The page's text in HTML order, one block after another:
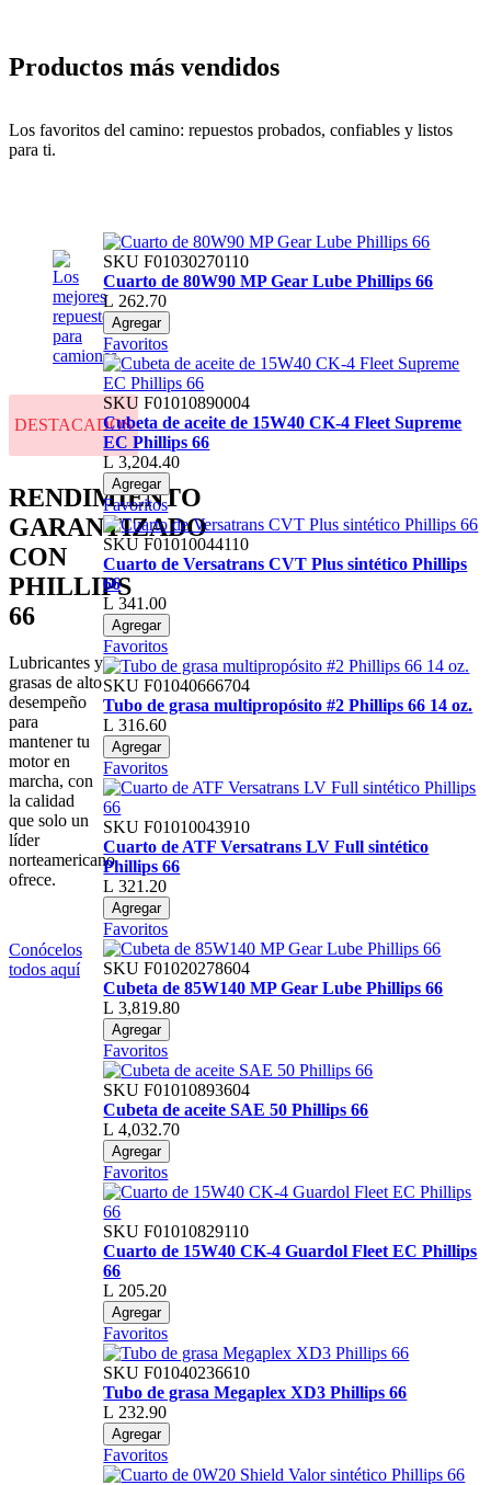
Productos más vendidos
Los favoritos del camino: repuestos probados, confiables y listos
para ti.
DESTACADOS
RENDIMIENTO
GARANTIZADO
CON
PHILLIPS
66
Lubricantes y
grasas de alto
desempeño
para
mantener tu
motor en
marcha, con
la calidad
que solo un
líder
norteamericano
ofrece.
Conócelos
todos aquí
SKU F01030270110
Cuarto de 80W90 MP Gear Lube Phillips 66
L 262.70
Agregar
Favoritos
SKU F01010890004
Cubeta de aceite de 15W40 CK-4 Fleet Supreme
EC Phillips 66
L 3,204.40
Agregar
Favoritos
SKU F01010044110
Cuarto de Versatrans CVT Plus sintético Phillips
66
L 341.00
Agregar
Favoritos
SKU F01040666704
Tubo de grasa multipropósito #2 Phillips 66 14 oz.
L 316.60
Agregar
Favoritos
SKU F01010043910
Cuarto de ATF Versatrans LV Full sintético
Phillips 66
L 321.20
Agregar
Favoritos
SKU F01020278604
Cubeta de 85W140 MP Gear Lube Phillips 66
L 3,819.80
Agregar
Favoritos
SKU F01010893604
Cubeta de aceite SAE 50 Phillips 66
L 4,032.70
Agregar
Favoritos
SKU F01010829110
Cuarto de 15W40 CK-4 Guardol Fleet EC Phillips
66
L 205.20
Agregar
Favoritos
SKU F01040236610
Tubo de grasa Megaplex XD3 Phillips 66
L 232.90
Agregar
Favoritos